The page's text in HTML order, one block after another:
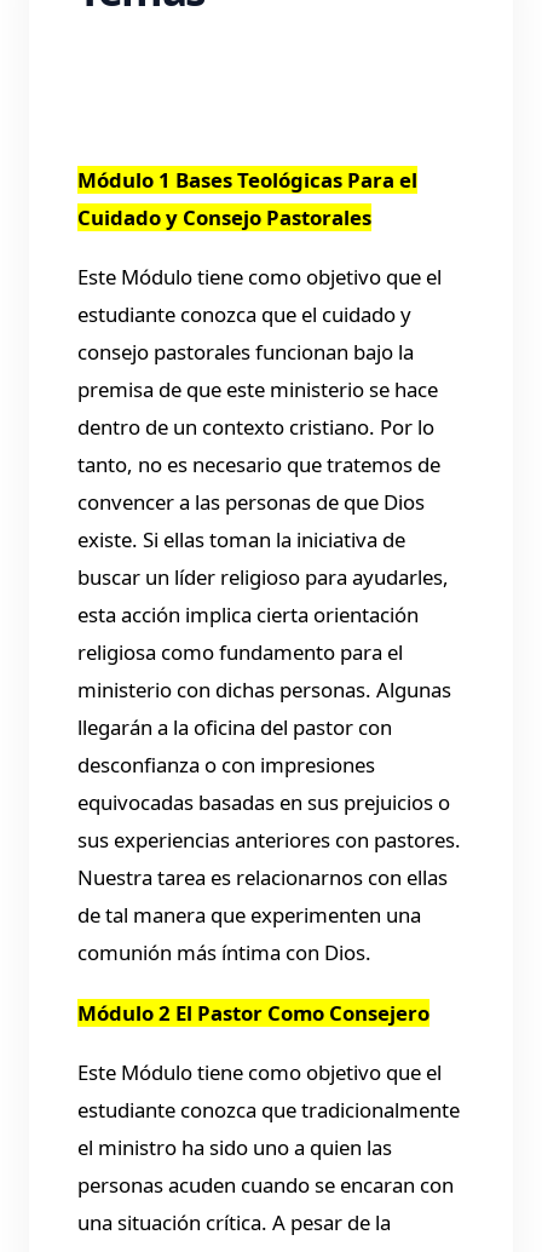
dia y hora ya que todos el curso está
grabado en la plataforma. Presiona
aquí para ver más detalles y para
registrarte
Módulo 1 Bases Teológicas Para el
Cuidado y Consejo Pastorales
Este Módulo tiene como objetivo que el
estudiante conozca que el cuidado y
consejo pastorales funcionan bajo la
premisa de que este ministerio se hace
dentro de un contexto cristiano. Por lo
tanto, no es necesario que tratemos de
convencer a las personas de que Dios
existe. Si ellas toman la iniciativa de
buscar un líder religioso para ayudarles,
esta acción implica cierta orientación
religiosa como fundamento para el
ministerio con dichas personas. Algunas
llegarán a la oficina del pastor con
desconfianza o con impresiones
equivocadas basadas en sus prejuicios o
sus experiencias anteriores con pastores.
Nuestra tarea es relacionarnos con ellas
de tal manera que experimenten una
comunión más íntima con Dios.
Módulo 2 El Pastor Como Consejero
Este Módulo tiene como objetivo que el
estudiante conozca que tradicionalmente
el ministro ha sido uno a quien las
personas acuden cuando se encaran con
una situación crítica. A pesar de la